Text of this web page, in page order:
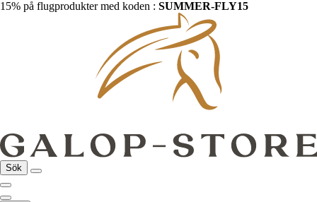
15% på flugprodukter med koden : SUMMER-FLY15
Sök